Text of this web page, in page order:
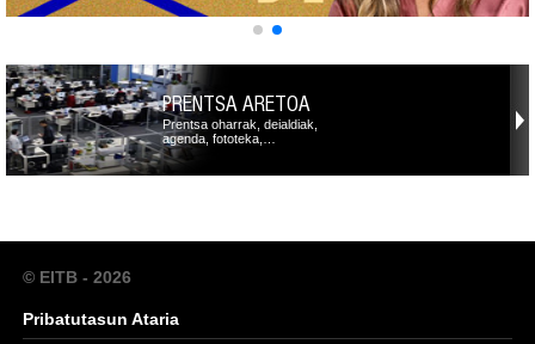
PRENTSA ARETOA
Prentsa oharrak, deialdiak,
agenda, fototeka,…
© EITB - 2026
Pribatutasun Ataria